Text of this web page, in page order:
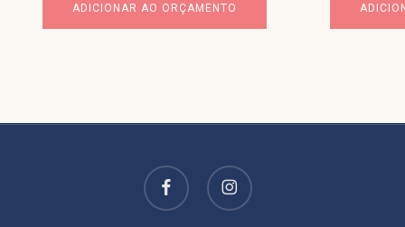
ADICIONAR AO ORÇAMENTO
facebook instagram